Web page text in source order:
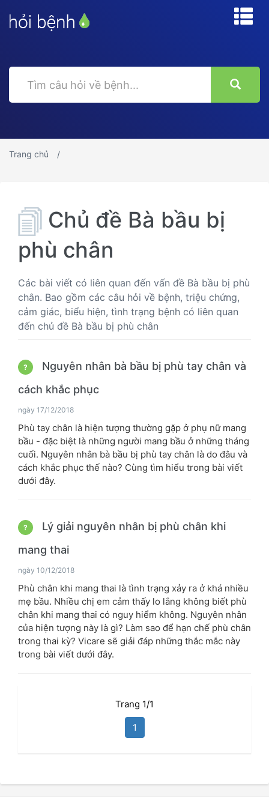
Trang chủ
Chủ đề Bà bầu bị
phù chân
Các bài viết có liên quan đến vấn đề Bà bầu bị phù
chân. Bao gồm các câu hỏi về bệnh, triệu chứng,
cảm giác, biểu hiện, tình trạng bệnh có liên quan
đến chủ đề Bà bầu bị phù chân
?
Nguyên nhân bà bầu bị phù tay chân và
cách khắc phục
ngày 17/12/2018
Phù tay chân là hiện tượng thường gặp ở phụ nữ mang
bầu - đặc biệt là những người mang bầu ở những tháng
cuối. Nguyên nhân bà bầu bị phù tay chân là do đâu và
cách khắc phục thế nào? Cùng tìm hiểu trong bài viết
dưới đây.
?
Lý giải nguyên nhân bị phù chân khi
mang thai
ngày 10/12/2018
Phù chân khi mang thai là tình trạng xảy ra ở khá nhiều
mẹ bầu. Nhiều chị em cảm thấy lo lắng không biết phù
chân khi mang thai có nguy hiểm không. Nguyên nhân
của hiện tượng này là gì? Làm sao để hạn chế phù chân
trong thai kỳ? Vicare sẽ giải đáp những thắc mắc này
trong bài viết dưới đây.
Trang 1/1
1